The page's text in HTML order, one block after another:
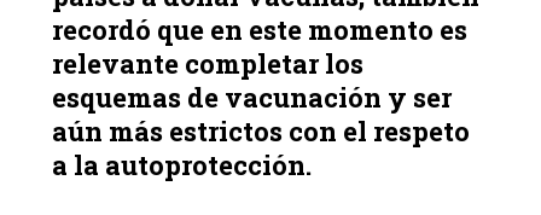
recordó que en este momento es
relevante completar los
esquemas de vacunación y ser
aún más estrictos con el respeto
a la autoprotección.